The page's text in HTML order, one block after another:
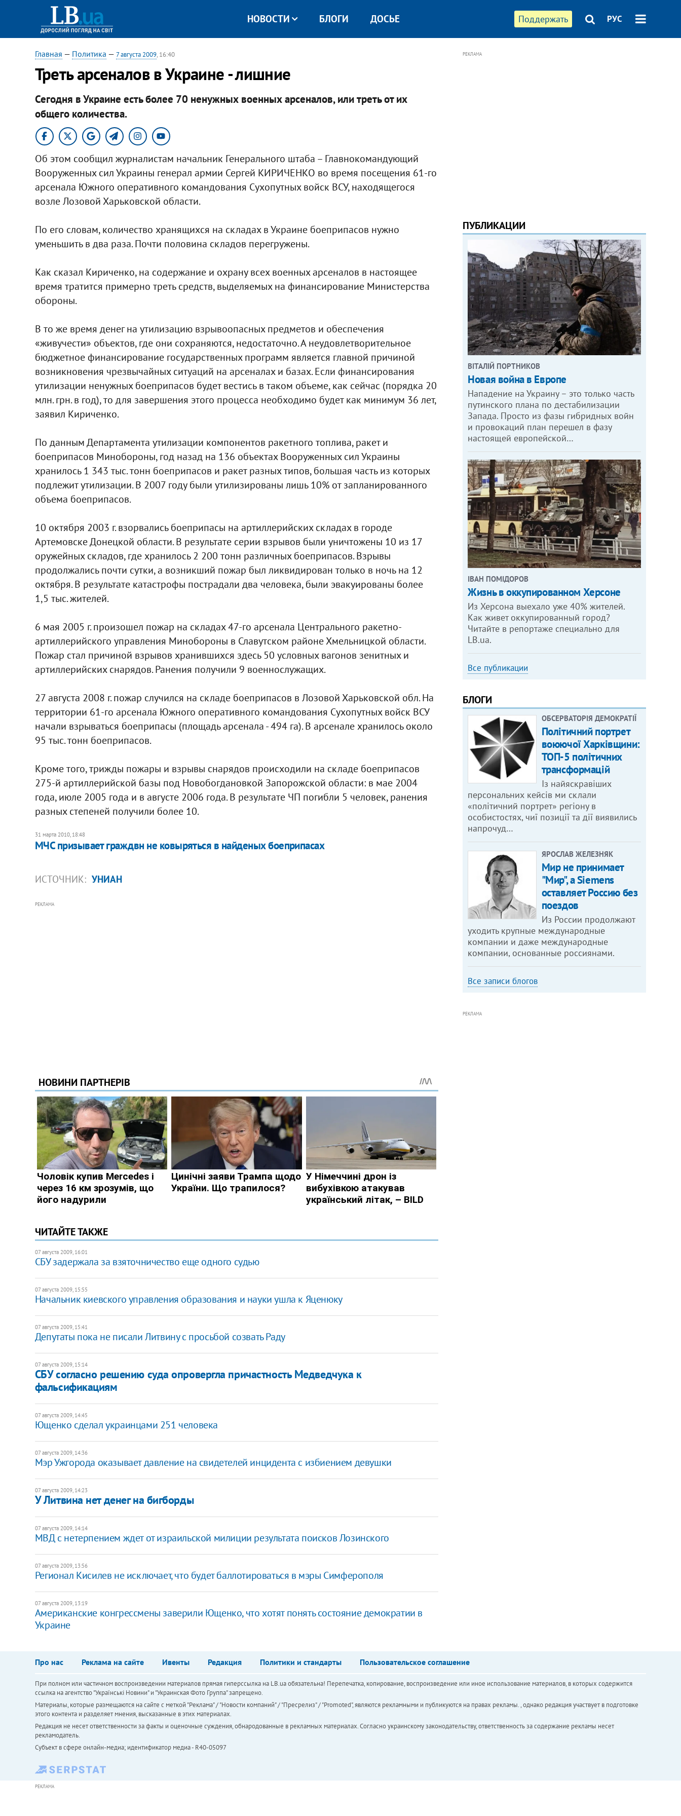
Поддержать РУС
НОВОСТИ БЛОГИ ДОСЬЕ
Главная — Политика — 7 августа 2009, 16:40
Треть арсеналов в Украине - лишние
Сегодня в Украине есть более 70 ненужных военных арсеналов, или треть от их
общего количества.
Об этом сообщил журналистам начальник Генерального штаба – Главнокомандующий
Вооруженных сил Украины генерал армии Сергей КИРИЧЕНКО во время посещения 61-го
арсенала Южного оперативного командования Сухопутных войск ВСУ, находящегося
возле Лозовой Харьковской области.
По его словам, количество хранящихся на складах в Украине боеприпасов нужно
уменьшить в два раза. Почти половина складов перегружены.
Как сказал Кириченко, на содержание и охрану всех военных арсеналов в настоящее
время тратится примерно треть средств, выделяемых на финансирование Министерства
обороны.
В то же время денег на утилизацию взрывоопасных предметов и обеспечения
«живучести» объектов, где они сохраняются, недостаточно. А неудовлетворительное
бюджетное финансирование государственных программ является главной причиной
возникновения чрезвычайных ситуаций на арсеналах и базах. Если финансирования
утилизации ненужных боеприпасов будет вестись в таком объеме, как сейчас (порядка 20
млн. грн. в год), то для завершения этого процесса необходимо будет как минимум 36 лет,
заявил Кириченко.
По данным Департамента утилизации компонентов ракетного топлива, ракет и
боеприпасов Минобороны, год назад на 136 объектах Вооруженных сил Украины
хранилось 1 343 тыс. тонн боеприпасов и ракет разных типов, большая часть из которых
подлежит утилизации. В 2007 году были утилизированы лишь 10% от запланированного
объема боеприпасов.
10 октября 2003 г. взорвались боеприпасы на артиллерийских складах в городе
Артемовске Донецкой области. В результате серии взрывов были уничтожены 10 из 17
оружейных складов, где хранилось 2 200 тонн различных боеприпасов. Взрывы
продолжались почти сутки, а возникший пожар был ликвидирован только в ночь на 12
октября. В результате катастрофы пострадали два человека, были эвакуированы более
1,5 тыс. жителей.
6 мая 2005 г. произошел пожар на складах 47-го арсенала Центрального ракетно-
артиллерийского управления Минобороны в Славутском районе Хмельницкой области.
Пожар стал причиной взрывов хранившихся здесь 50 условных вагонов зенитных и
артиллерийских снарядов. Ранения получили 9 военнослужащих.
27 августа 2008 г. пожар случился на складе боеприпасов в Лозовой Харьковской обл. На
территории 61-го арсенала Южного оперативного командования Сухопутных войск ВСУ
начали взрываться боеприпасы (площадь арсенала - 494 га). В арсенале хранилось около
95 тыс. тонн боеприпасов.
Кроме того, трижды пожары и взрывы снарядов происходили на складе боеприпасов
275-й артиллерийской базы под Новобогдановкой Запорожской области: в мае 2004
года, июле 2005 года и в августе 2006 года. В результате ЧП погибли 5 человек, ранения
разных степеней получили более 10.
31 марта 2010, 18:48
МЧС призывает граждвн не ковыряться в найденых боеприпасах
ИСТОЧНИК: УНИАН
РЕКЛАМА
ЧИТАЙТЕ ТАКЖЕ
07 августа 2009, 16:01
CБУ задержала за взяточничество еще одного судью
07 августа 2009, 15:55
Начальник киевского управления образования и науки ушла к Яценюку
07 августа 2009, 15:41
Депутаты пока не писали Литвину с просьбой созвать Раду
07 августа 2009, 15:14
СБУ согласно решению суда опровергла причастность Медведчука к
фальсификациям
07 августа 2009, 14:45
Ющенко сделал украинцами 251 человека
07 августа 2009, 14:36
Мэр Ужгорода оказывает давление на свидетелей инцидента с избиением девушки
07 августа 2009, 14:23
У Литвина нет денег на бигборды
07 августа 2009, 14:14
МВД с нетерпением ждет от израильской милиции результата поисков Лозинского
07 августа 2009, 13:56
Регионал Кисилев не исключает, что будет баллотироваться в мэры Симферополя
07 августа 2009, 13:19
Американские конгрессмены заверили Ющенко, что хотят понять состояние демократии в
Украине
РЕКЛАМА
ПУБЛИКАЦИИ
ВІТАЛІЙ ПОРТНИКОВ
Новая война в Европе
Нападение на Украину – это только часть
путинского плана по дестабилизации
Запада. Просто из фазы гибридных войн
и провокаций план перешел в фазу
настоящей европейской…
ІВАН ПОМІДОРОВ
Жизнь в оккупированном Херсоне
Из Херсона выехало уже 40% жителей.
Как живет оккупированный город?
Читайте в репортаже специально для
LB.ua.
Все публикации
БЛОГИ
ОБСЕРВАТОРІЯ ДЕМОКРАТІЇ
Політичний портрет
воюючої Харківщини:
ТОП-5 політичних
трансформацій
Із найяскравіших
персональних кейсів ми склали
«політичний портрет» регіону в
особистостях, чиї позиції та дії виявились
напрочуд…
ЯРОСЛАВ ЖЕЛЕЗНЯК
Мир не принимает
"Мир", а Siemens
оставляет Россию без
поездов
Из России продолжают
уходить крупные международные
компании и даже международные
компании, основанные россиянами.
Все записи блогов
РЕКЛАМА
Про нас Реклама на сайте Ивенты Редакция Политики и стандарты Пользовательское соглашение
При полном или частичном воспроизведении материалов прямая гиперссылка на LB.ua обязательна! Перепечатка, копирование, воспроизведение или иное использование материалов, в которых содержится
ссылка на агентство "Українськi Новини" и "Украинская Фото Группа" запрещено.
Материалы, которые размещаются на сайте с меткой "Реклама" / "Новости компаний" / "Пресрелиз" / "Promoted", являются рекламными и публикуются на правах рекламы. , однако редакция участвует в подготовке
этого контента и разделяет мнения, высказанные в этих материалах.
Редакция не несет ответственности за факты и оценочные суждения, обнародованные в рекламных материалах. Согласно украинскому законодательству, ответственность за содержание рекламы несет
рекламодатель.
Субъект в сфере онлайн-медиа; идентификатор медиа - R40-05097
РЕКЛАМА